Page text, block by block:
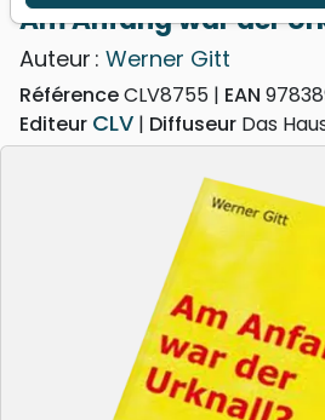
Am Anfang war der
Auteur : Werner Gitt
RéférenceCLV8755 EAN
Editeur CLV Diffuseur Das